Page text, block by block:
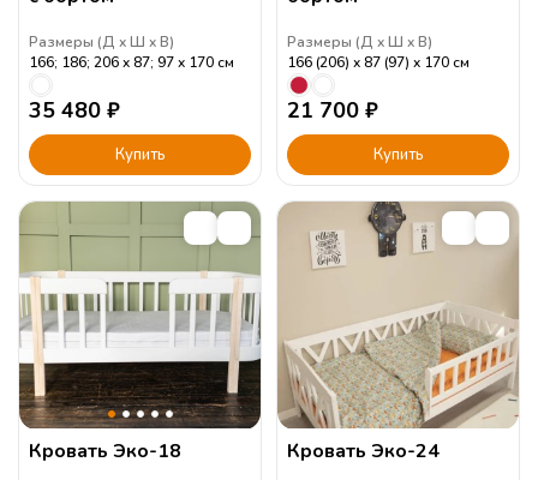
Размеры (Д Ш В)
166; 186; 206
87; 97 170 см
35 480 ₽
Купить
Размеры (Д Ш В)
166 (206)
87 (97) 170 см
21 700 ₽
Купить
Кровать Эко-18 Кровать Эко-24